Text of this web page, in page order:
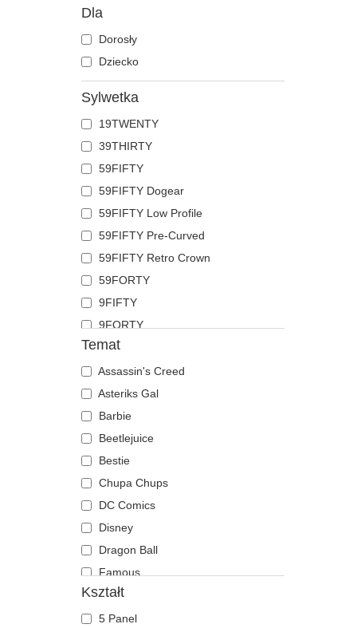
Foka
Gepard
Gołąb
Hipopotam
Jaszczurka
Jednorożec
Jeleń
Kaczka
Kogut
Kojot
Koń
Kot
Koza
Krab
Krokodyl
Krowa
Kruk
Kurczak
Labrador retriever
Langusta
Lew
Lis
Lwica
Mewa
Motyl
Mrówka
Mysz
Niedźwiedź
Dla
Dorosły
Dziecko
Sylwetka
19TWENTY
39THIRTY
59FIFTY
59FIFTY Dogear
59FIFTY Low Profile
59FIFTY Pre-Curved
59FIFTY Retro Crown
59FORTY
9FIFTY
9FORTY
9FORTY APEX
9FORTY M-Crown
9SEVENTY
9TWENTY
A Frame
Casual Classic
E Frame
Open Back
Runner
The 90s
The Ball
The Retro
The Snap
Temat
Assassin's Creed
Asteriks Gal
Barbie
Beetlejuice
Bestie
Chupa Chups
DC Comics
Disney
Dragon Ball
Famous
Fast & Furious
Gra o Tron
Kształt
5 Panel